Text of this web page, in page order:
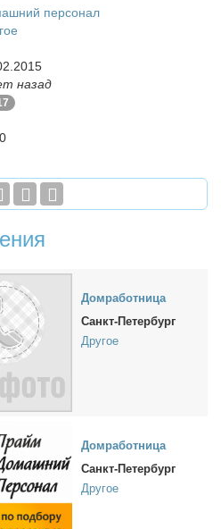
персонал
назад
Дом­ра­бот­ни­ца
Санкт-Петербург
Другое
Дом­ра­бот­ни­ца
Санкт-Петербург
Другое